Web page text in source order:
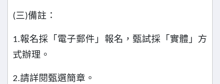
(三)備註：
1.報名採「電子郵件」報名，甄試採「實體」方
式辦理。
2.請詳閱甄選簡章。